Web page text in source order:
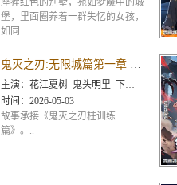
座猩红色的别墅，宛如梦魇中的城
堡，里面圈养着一群失忆的女孩，
如同....
鬼灭之刃:无限城篇第一章 猗窝座再袭
主演： 花江夏树 鬼头明里 下野纮 松冈祯丞 上田丽奈 冈本信彦 樱井孝宏 小西克幸 河西健吾 早见沙织 花
时间： 2026-05-03
故事承接《鬼灭之刃柱训练
篇》。..